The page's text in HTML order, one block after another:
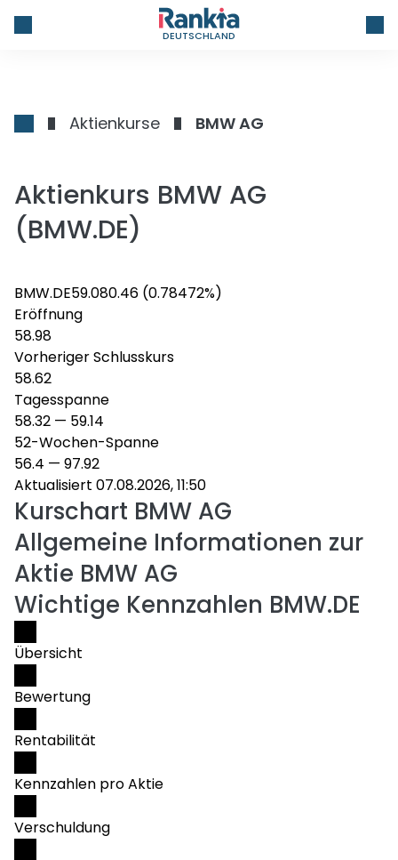
DEUTSCHLAND
Aktienkurse BMW AG
Aktienkurs BMW AG
(BMW.DE)
BMW.DE59.080.46 (0.78472%)
Eröffnung
58.98
Vorheriger Schlusskurs
58.62
Tagesspanne
58.32 — 59.14
52-Wochen-Spanne
56.4 — 97.92
Aktualisiert 07.08.2026, 11:50
Kurschart BMW AG
Allgemeine Informationen zur
Aktie BMW AG
Wichtige Kennzahlen BMW.DE
Übersicht
Bewertung
Rentabilität
Kennzahlen pro Aktie
Verschuldung